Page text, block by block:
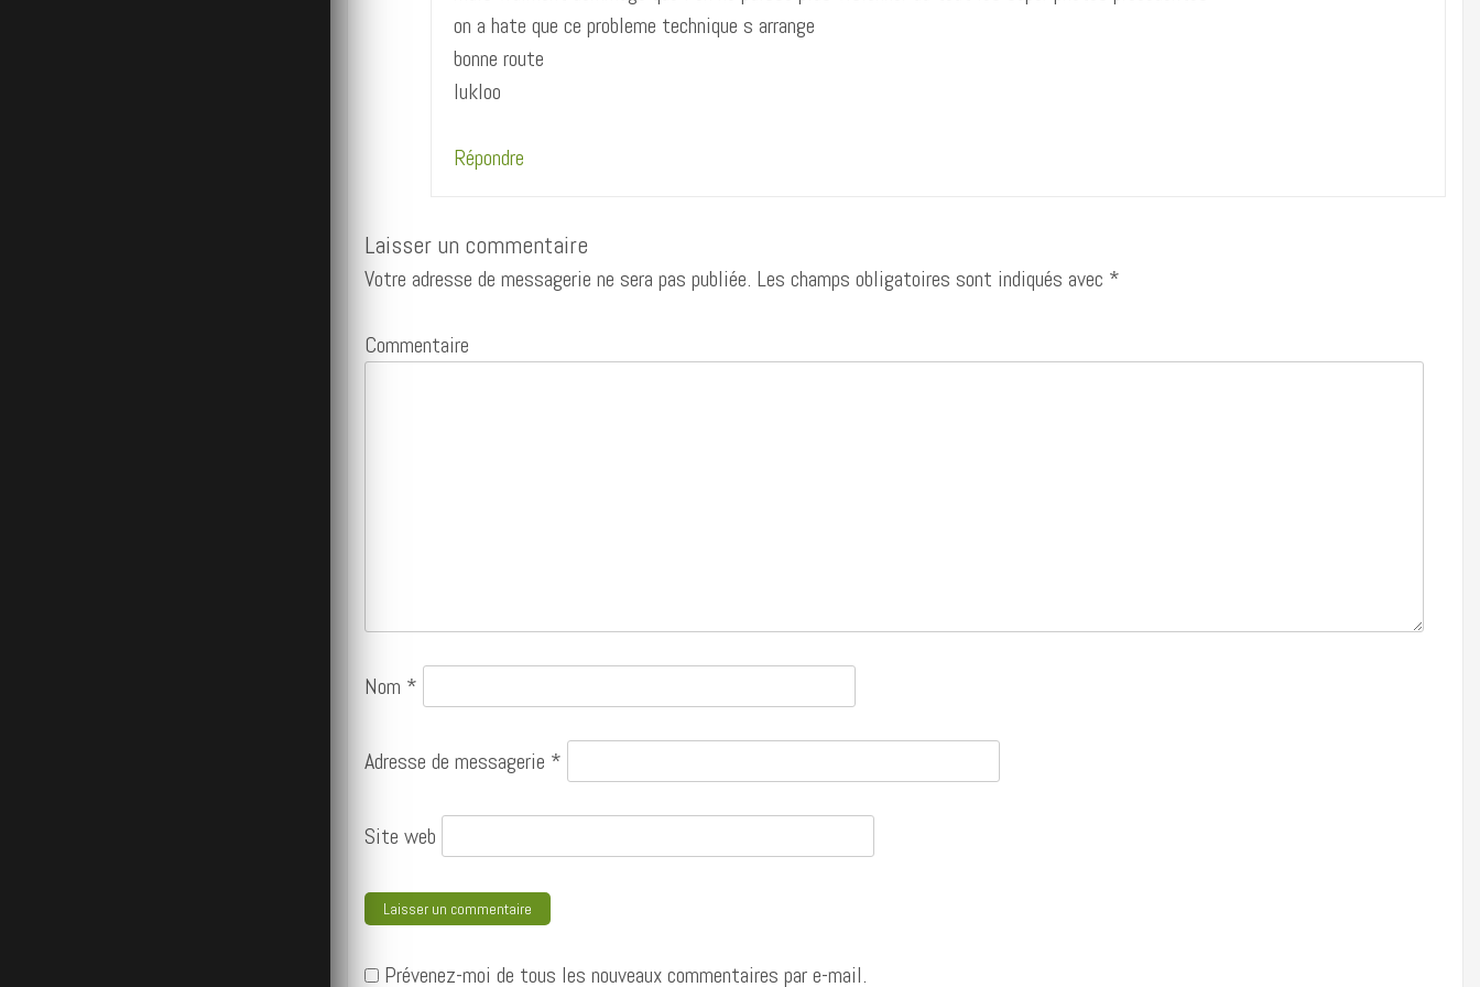
on a hate que ce probleme technique s arrange
bonne route
lukloo
Répondre
Laisser un commentaire
Votre adresse de messagerie ne sera pas publiée. Les champs obligatoires sont indiqués avec *
Commentaire
Nom *
Adresse de messagerie *
Site web
Prévenez-moi de tous les nouveaux commentaires par e-mail.